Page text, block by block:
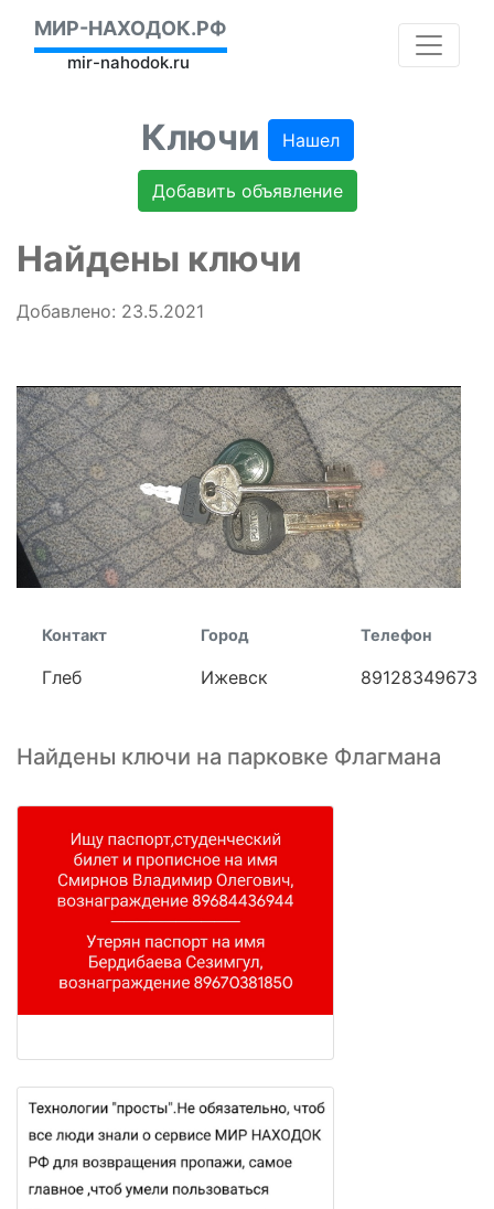
МИР-НАХОДОК.РФ
mir-nahodok.ru
Ключи Нашел
Добавить объявление
Найдены ключи
Добавлено: 23.5.2021
Контакт
Глеб
Город
Ижевск
Телефон
89128349673
Найдены ключи на парковке Флагмана